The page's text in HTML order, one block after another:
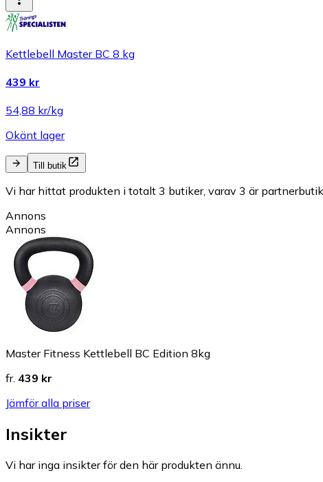
Kettlebell Master BC 8 kg
439 kr
54,88 kr/kg
Okänt lager
Till butik
Vi har hittat produkten i totalt 3 butiker, varav 3 är
Annons
Annons
Master Fitness Kettlebell BC Edition 8kg
fr. 439 kr
Jämför alla priser
Insikter
Vi har inga insikter för den här produkten ännu.